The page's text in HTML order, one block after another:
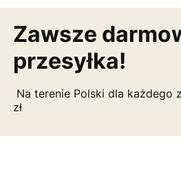
Zawsze
przesyłka!
Na terenie Polski dla każdego
zł